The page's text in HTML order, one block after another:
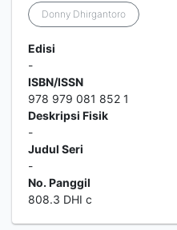
Donny Dhirgantoro
Edisi
-
ISBN/ISSN
978 979 081 852 1
Deskripsi Fisik
-
Judul Seri
-
No. Panggil
808.3 DHI c